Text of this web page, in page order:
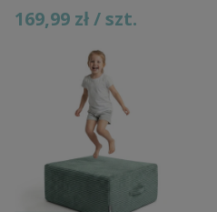
169,99 zł / szt.